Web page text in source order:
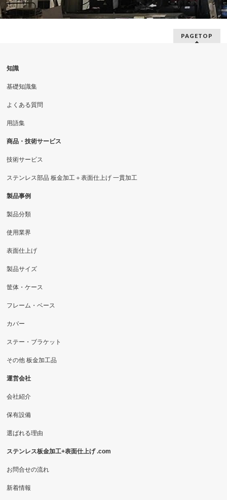
PAGETOP
知識
基礎知識集
よくある質問
用語集
商品・技術サービス
技術サービス
ステンレス部品 板金加工＋表面仕上げ 一貫加工
製品事例
製品分類
使用業界
表面仕上げ
製品サイズ
筐体・ケース
フレーム・ベース
カバー
ステー・ブラケット
その他 板金加工品
運営会社
会社紹介
保有設備
選ばれる理由
ステンレス板金加工+表面仕上げ .com
お問合せの流れ
新着情報